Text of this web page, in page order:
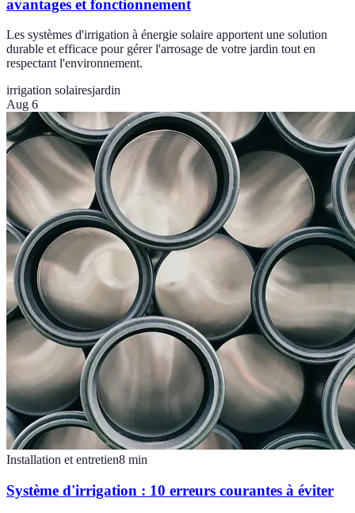
avantages et fonctionnement
Les systèmes d'irrigation à énergie solaire apportent une solution
durable et efficace pour gérer l'arrosage de votre jardin tout en
respectant l'environnement.
irrigation solairesjardin
Aug 6
Installation et entretien8 min
Système d'irrigation : 10 erreurs courantes à éviter